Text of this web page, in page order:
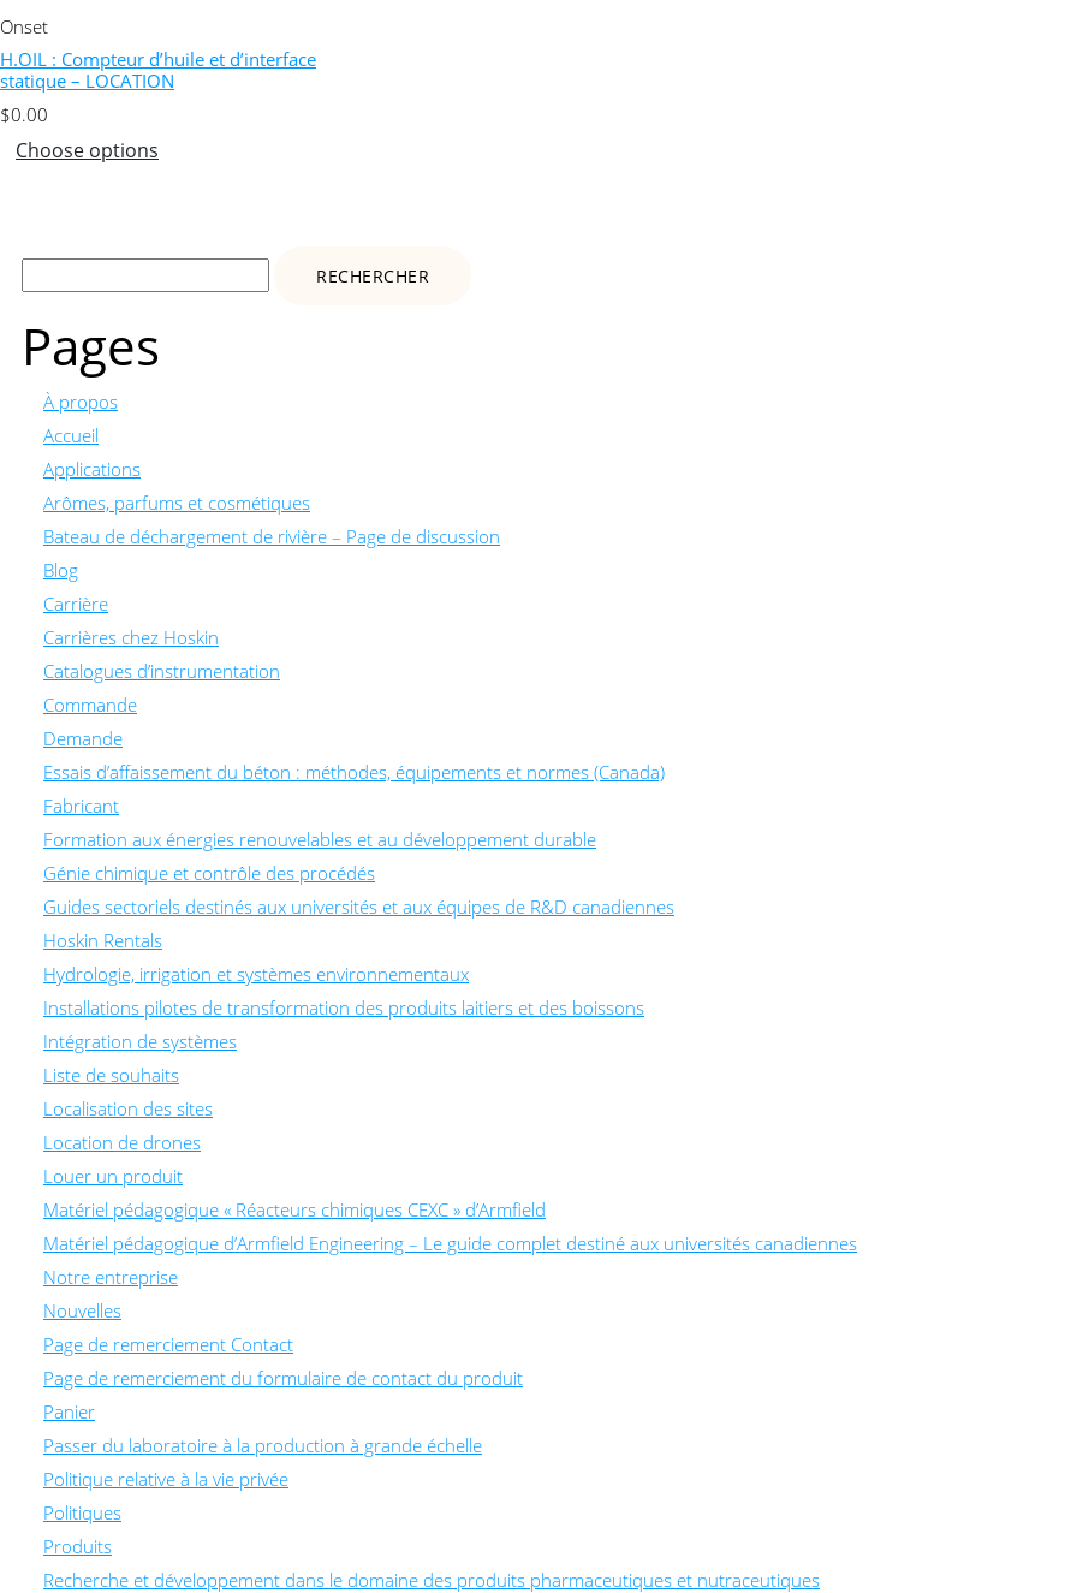
Onset
H.OIL : Compteur d’huile et d’interface
statique – LOCATION
$0.00
Choose options
Rechercher :
Pages
À propos
Accueil
Applications
Arômes, parfums et cosmétiques
Bateau de déchargement de rivière – Page de discussion
Blog
Carrière
Carrières chez Hoskin
Catalogues d’instrumentation
Commande
Demande
Essais d’affaissement du béton : méthodes, équipements et normes (Canada)
Fabricant
Formation aux énergies renouvelables et au développement durable
Génie chimique et contrôle des procédés
Guides sectoriels destinés aux universités et aux équipes de R&D canadiennes
Hoskin Rentals
Hydrologie, irrigation et systèmes environnementaux
Installations pilotes de transformation des produits laitiers et des boissons
Intégration de systèmes
Liste de souhaits
Localisation des sites
Location de drones
Louer un produit
Matériel pédagogique « Réacteurs chimiques CEXC » d’Armfield
Matériel pédagogique d’Armfield Engineering – Le guide complet destiné aux universités canadiennes
Notre entreprise
Nouvelles
Page de remerciement Contact
Page de remerciement du formulaire de contact du produit
Panier
Passer du laboratoire à la production à grande échelle
Politique relative à la vie privée
Politiques
Produits
Recherche et développement dans le domaine des produits pharmaceutiques et nutraceutiques